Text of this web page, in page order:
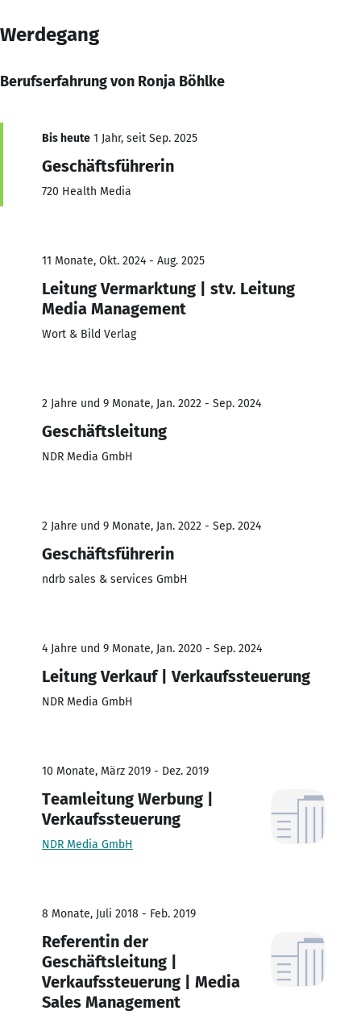
Werdegang
Berufserfahrung von Ronja Böhlke
Bis heute 1 Jahr, seit Sep. 2025
Geschäftsführerin
720 Health Media
11 Monate, Okt. 2024 - Aug. 2025
Leitung Vermarktung | stv. Leitung
Media Management
Wort & Bild Verlag
2 Jahre und 9 Monate, Jan. 2022 - Sep. 2024
Geschäftsleitung
NDR Media GmbH
2 Jahre und 9 Monate, Jan. 2022 - Sep. 2024
Geschäftsführerin
ndrb sales & services GmbH
4 Jahre und 9 Monate, Jan. 2020 - Sep. 2024
Leitung Verkauf | Verkaufssteuerung
NDR Media GmbH
10 Monate, März 2019 - Dez. 2019
Teamleitung Werbung |
Verkaufssteuerung
NDR Media GmbH
8 Monate, Juli 2018 - Feb. 2019
Referentin der
Geschäftsleitung |
Verkaufssteuerung | Media
Sales Management